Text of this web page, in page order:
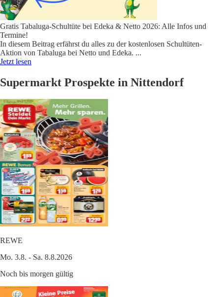
Gratis Tabaluga-Schultüte bei Edeka & Netto 2026: Alle Infos und
Termine!
In diesem Beitrag erfährst du alles zu der kostenlosen Schultüten-
Aktion von Tabaluga bei Netto und Edeka. ...
Jetzt lesen
Supermarkt Prospekte in Nittendorf
REWE
Mo. 3.8. - Sa. 8.8.2026
Noch bis morgen gültig